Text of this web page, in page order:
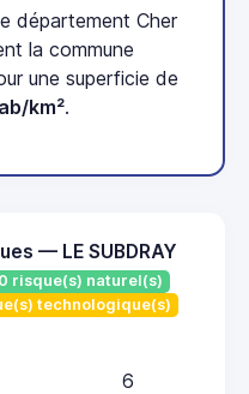
département Cher
la commune
une superficie de
km².
— LE SUBDRAY
0 risque(s) naturel(s)
technologique(s)
6